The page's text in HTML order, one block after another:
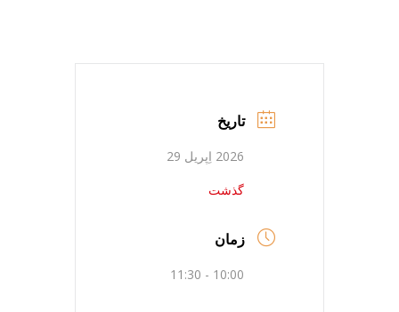
تاریخ
2026 اِپریل 29
گذشت
زمان
10:00 - 11:30